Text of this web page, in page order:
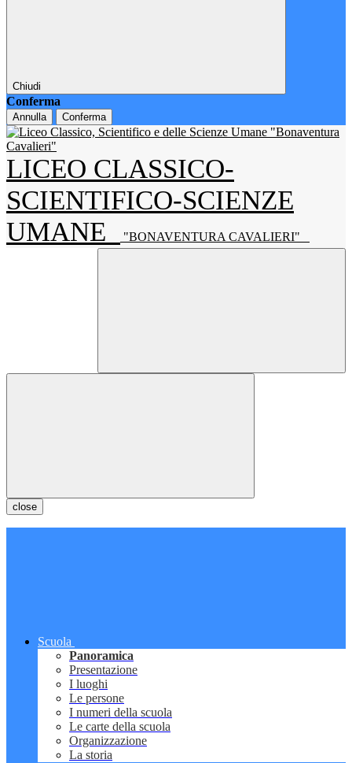
Chiudi
Conferma
Annulla Conferma
LICEO CLASSICO-
SCIENTIFICO-SCIENZE
UMANE
"BONAVENTURA CAVALIERI"
close
Scuola
Panoramica
Presentazione
I luoghi
Le persone
I numeri della scuola
Le carte della scuola
Organizzazione
La storia